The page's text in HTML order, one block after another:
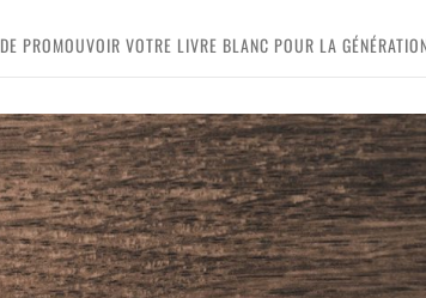
PROMOUVOIR VOTRE LIVRE BLANC POUR LA